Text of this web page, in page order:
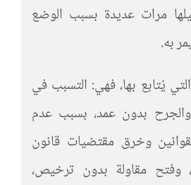
مرات عديدة بسبب الوضع
به.
يُتابع بها، فهي: التسبب في
والجرح بدون عمد، بسبب عدم
وخرق مقتضيات قانون
وفتح مقاولة بدون ترخيص،